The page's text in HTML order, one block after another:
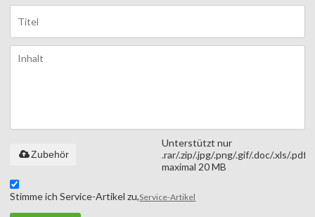
Unterstützt nur
.rar/.zip/.jpg/.png/.gif/.doc/.xls/.pdf,
maximal 20 MB
Zubehör
Stimme ich Service-Artikel zu,Service-Artikel